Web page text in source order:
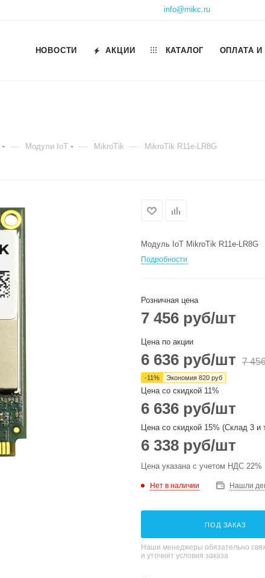
info@mikc.ru
НОВОСТИ АКЦИИ КАТАЛОГ ОПЛАТА И
— Модули IoT — MikroTik — MikroTik R11e-LR8G
Модуль IoT MikroTik R11e-LR8G
Подробности
Розничная цена
7 456 руб/шт
Цена по акции
6 636 руб/шт 7
-11% Экономия 820 руб
Цена со скидкой 11%
6 636 руб/шт
Цена со скидкой 15% (Склад 3 и
6 338 руб/шт
Цена указана с учетом НДС 22%
Нет в наличии Нашли
ПОД ЗАКАЗ
Наши менеджеры обязательно
и уточнят условия заказа